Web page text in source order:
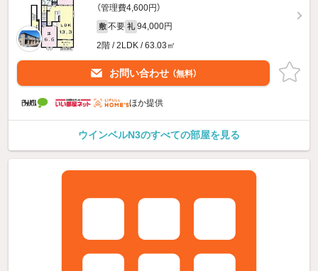
（管理費4,600円）
敷 不要 礼 94,000円
2階 / 2LDK / 63.03㎡
お問い合わせ （無料）
ほか提供
ウインベルN3のすべての部屋を見る